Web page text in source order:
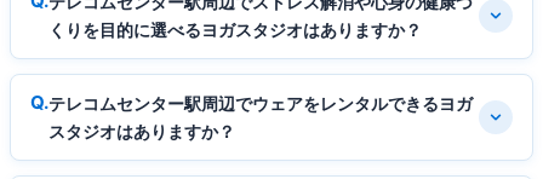
くりを目的に選べるヨガスタジオはありますか？
テレコムセンター駅周辺でウェアをレンタルできるヨガ
スタジオはありますか？